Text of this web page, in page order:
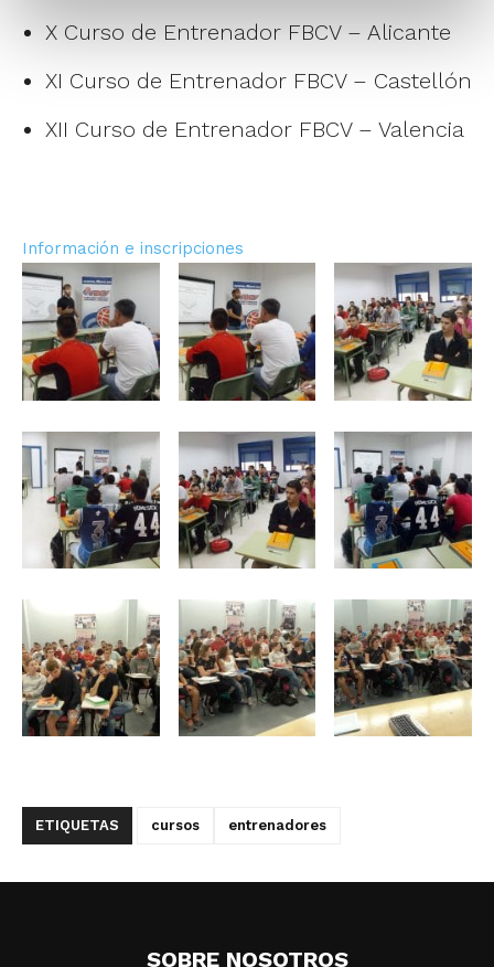
X Curso de Entrenador FBCV – Alicante
XI Curso de Entrenador FBCV – Castellón
XII Curso de Entrenador FBCV – Valencia
Información e inscripciones
ETIQUETAS cursos entrenadores
SOBRE NOSOTROS